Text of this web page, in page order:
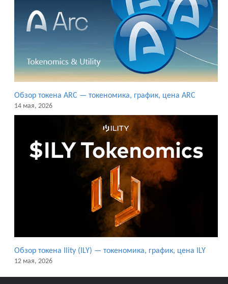
Обзор токена ARC — токеномика, график, цена ARC
14 мая, 2026
Обзор токена Ility (ILY) — токеномика, график, цена ILY
12 мая, 2026